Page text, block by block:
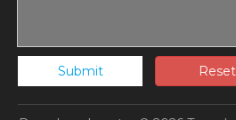
Submit Reset